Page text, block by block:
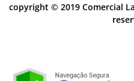
copyright © 2019 Comercial